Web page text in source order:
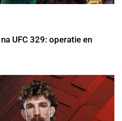
UFC 329: operatie en